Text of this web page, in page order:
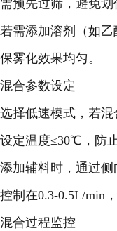
需预先过筛，避免划
若需添加溶剂（如
保雾化效果均匀。
混合参数设定
选择低速模式，若混
设定温度≤30℃，防
添加辅料时，通过
控制在0.3-0.5L/min
混合过程监控